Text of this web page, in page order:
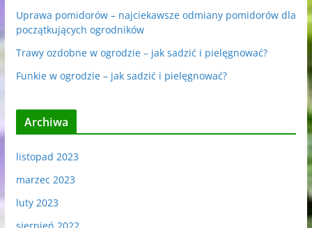
Uprawa pomidorów – najciekawsze odmiany pomidorów dla
początkujących ogrodników
Trawy ozdobne w ogrodzie – jak sadzić i pielęgnować?
Funkie w ogrodzie – jak sadzić i pielęgnować?
Archiwa
listopad 2023
marzec 2023
luty 2023